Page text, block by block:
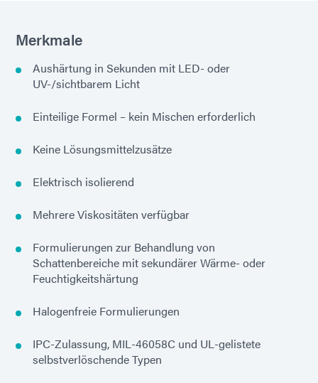
Merkmale
Aushärtung in Sekunden mit LED- oder
UV-/sichtbarem Licht
Einteilige Formel – kein Mischen erforderlich
Keine Lösungsmittelzusätze
Elektrisch isolierend
Mehrere Viskositäten verfügbar
Formulierungen zur Behandlung von
Schattenbereiche mit sekundärer Wärme- oder
Feuchtigkeitshärtung
Halogenfreie Formulierungen
IPC-Zulassung, MIL-46058C und UL-gelistete
selbstverlöschende Typen